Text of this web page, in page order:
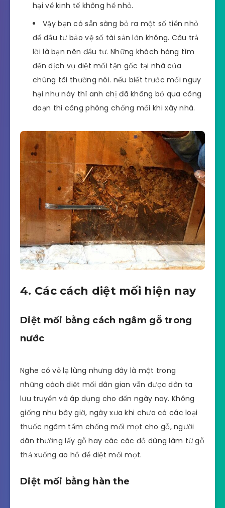
hại về kinh tế không hề nhỏ.
Vậy bạn có sẵn sàng bỏ ra một số tiền nhỏ
để đầu tư bảo vệ số tài sản lớn không. Câu trả
lời là bạn nên đầu tư. Những khách hàng tìm
đến dịch vụ diệt mối tận gốc tại nhà của
chúng tôi thường nói. nếu biết trước mối nguy
hại như này thì anh chị đã không bỏ qua công
đoạn thi công phòng chống mối khi xây nhà.
4. Các cách diệt mối hiện nay
Diệt mối bằng cách ngâm gỗ trong
nước
Nghe có vẻ lạ lùng nhưng đây là một trong
những cách diệt mối dân gian vẫn được dân ta
lưu truyền và áp dụng cho đến ngày nay. Không
giống như bây giờ, ngày xưa khi chưa có các loại
thuốc ngâm tẩm chống mối mọt cho gỗ, người
dân thường lấy gỗ hay các các đồ dùng làm từ gỗ
thả xuống ao hồ để diệt mối mọt.
Diệt mối bằng hàn the